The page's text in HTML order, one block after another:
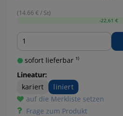
(14.66 € / St)
-22,61 €
Menge
sofort lieferbar ¹⁾
Lineatur:
kariert
liniert
auf die Merkliste setzen
Frage zum Produkt